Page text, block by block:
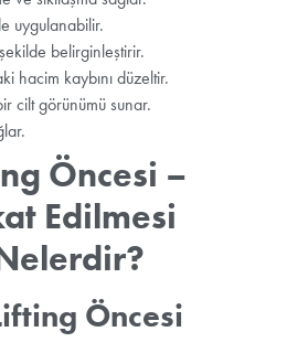
uygulanabilir.
belirginleştirir.
hacim kaybını düzeltir.
cilt görünümü sunar.
Öncesi –
Edilmesi
Öncesi